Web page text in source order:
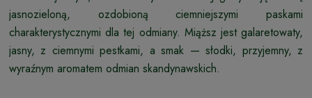
jasnozieloną, ozdobioną ciemniejszymi paskami
charakterystycznymi dla tej odmiany. Miąższ jest galaretowaty,
jasny, z ciemnymi pestkami, a smak — słodki, przyjemny, z
wyraźnym aromatem odmian skandynawskich.